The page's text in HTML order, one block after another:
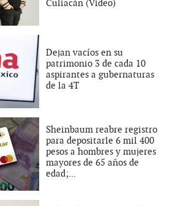
Culiacán (Video)
Dejan vacíos en su
patrimonio 3 de cada 10
aspirantes a gubernaturas
de la 4T
Sheinbaum reabre registro
para depositarle 6 mil 400
pesos a hombres y mujeres
mayores de 65 años de
edad;...